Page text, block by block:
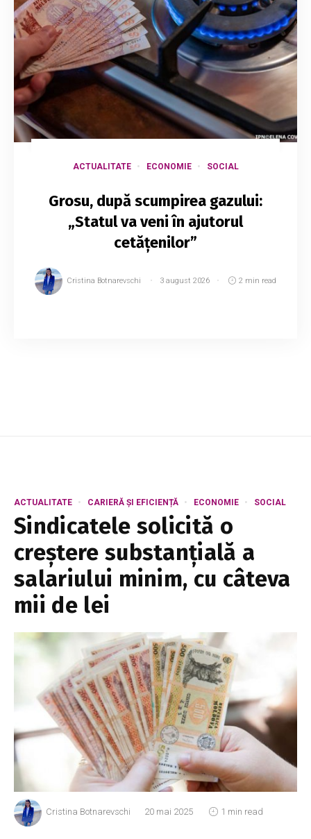
ACTUALITATE ECONOMIE SOCIAL
Grosu, după scumpirea gazului:
„Statul va veni în ajutorul
cetățenilor”
Cristina Botnarevschi 3 august 2026 2 min read
ACTUALITATE CARIERĂ ȘI EFICIENȚĂ ECONOMIE SOCIAL
Sindicatele solicită o
creștere substanțială a
salariului minim, cu câteva
mii de lei
Cristina Botnarevschi 20 mai 2025 1 min read